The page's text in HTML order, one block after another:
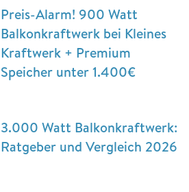
Preis-Alarm! 900 Watt
Balkonkraftwerk bei Kleines
Kraftwerk + Premium
Speicher unter 1.400€
3.000 Watt Balkonkraftwerk:
Ratgeber und Vergleich 2026